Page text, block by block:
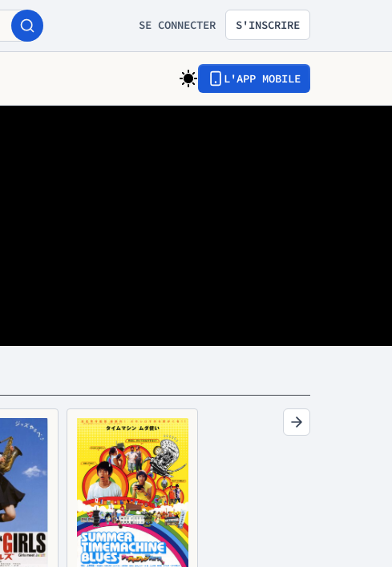
SE CONNECTER S'INSCRIRE
L'APP MOBILE